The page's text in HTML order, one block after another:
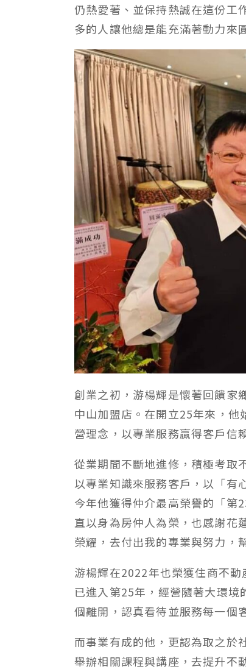
仍熱愛著、並保持熱誠在這份工
多的人讓他總是能充滿著動力來
創業之初，游楊輝是懷著回饋家
中山加盟店。在開立25年來，他
營理念，以專業服務贏得客戶信
從業期間不斷地進修，積極考取
以專業知識來服務客戶，以「有
今年他獲得仲介最高榮譽的「第
直以身為房仲人為榮，也感謝花
榮耀，去付出我的專業與努力，
游楊輝在2022年也榮獲住商不
已進入第25年，經營隨著大環境
個離開，認真看待並服務每一個
而事業有成的他，更認為取之於
舉辦相關課程與講座，去提升不